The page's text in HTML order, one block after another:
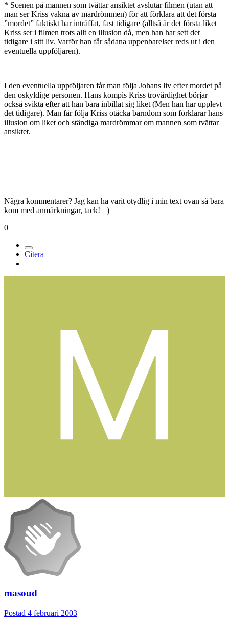
* Scenen på mannen som tvättar ansiktet avslutar filmen (utan att
man ser Kriss vakna av mardrömmen) för att förklara att det första
”mordet” faktiskt har inträffat, fast tidigare (alltså är det första liket
Kriss ser i filmen trots allt en illusion då, men han har sett det
tidigare i sitt liv. Varför han får sådana uppenbarelser reds ut i den
eventuella uppföljaren).
I den eventuella uppföljaren får man följa Johans liv efter mordet på
den oskyldige personen. Hans kompis Kriss trovärdighet börjar
också svikta efter att han bara inbillat sig liket (Men han har upplevt
det tidigare). Man får följa Kriss otäcka barndom som förklarar hans
illusion om liket och ständiga mardrömmar om mannen som tvättar
ansiktet.
Några kommentarer? Jag kan ha varit otydlig i min text ovan så bara
kom med anmärkningar, tack! =)
0
Citera
masoud
Postad 4 februari 2003